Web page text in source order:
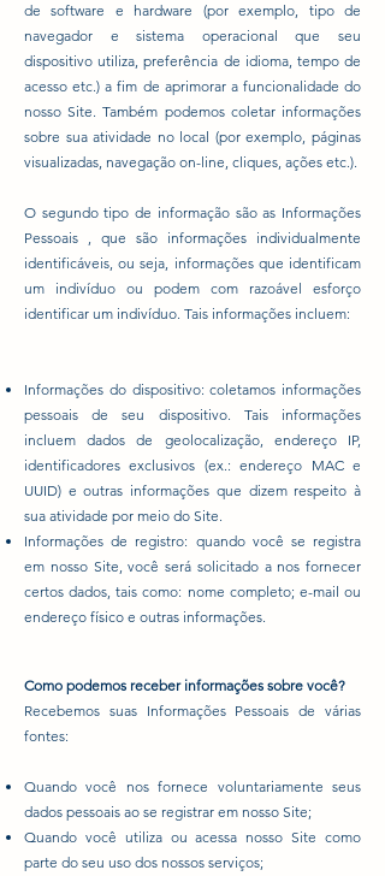
de software e hardware (por exemplo, tipo de
navegador e sistema operacional que seu
dispositivo utiliza, preferência de idioma, tempo de
acesso etc.) a fim de aprimorar a funcionalidade do
nosso Site. Também podemos coletar informações
sobre sua atividade no local (por exemplo, páginas
visualizadas, navegação on-line, cliques, ações etc.).
O segundo tipo de informação são as Informações
Pessoais , que são informações individualmente
identificáveis, ou seja, informações que identificam
um indivíduo ou podem com razoável esforço
identificar um indivíduo. Tais informações incluem:
Informações do dispositivo: coletamos informações
pessoais de seu dispositivo. Tais informações
incluem dados de geolocalização, endereço IP,
identificadores exclusivos (ex.: endereço MAC e
UUID) e outras informações que dizem respeito à
sua atividade por meio do Site.
Informações de registro: quando você se registra
em nosso Site, você será solicitado a nos fornecer
certos dados, tais como: nome completo; e-mail ou
endereço físico e outras informações.
Como podemos receber informações sobre você?
Recebemos suas Informações Pessoais de várias
fontes:
Quando você nos fornece voluntariamente seus
dados pessoais ao se registrar em nosso Site;
Quando você utiliza ou acessa nosso Site como
parte do seu uso dos nossos serviços;